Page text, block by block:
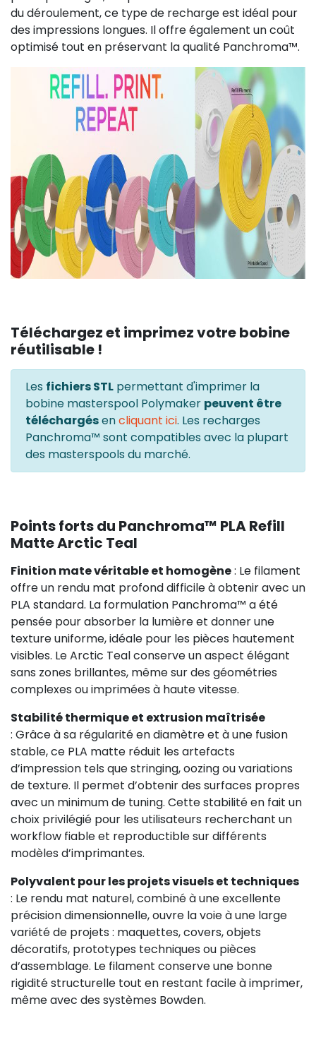
29,08 €
74,92 €
du déroulement, ce type de recharge est idéal pour
des impressions longues. Il offre également un coût
optimisé tout en préservant la qualité Panchroma™.
Téléchargez et imprimez votre bobine
réutilisable !
Les fichiers STL permettant d'imprimer la
bobine masterspool Polymaker peuvent être
téléchargésencliquant ici. Les recharges
Panchroma™ sont compatibles avec la plupart
des masterspools du marché.
Points forts du Panchroma™ PLA Refill
Matte Arctic Teal
Finition mate véritable et homogène: Le filament
offre un rendu mat profond difficile à obtenir avec un
PLA standard. La formulation Panchroma™ a été
pensée pour absorber la lumière et donner une
texture uniforme, idéale pour les pièces hautement
visibles. Le Arctic Teal conserve un aspect élégant
sans zones brillantes, même sur des géométries
complexes ou imprimées à haute vitesse.
Stabilité thermique et extrusion maîtrisée
: Grâce à sa régularité en diamètre et à une fusion
stable, ce PLA matte réduit les artefacts
d’impression tels que stringing, oozing ou variations
de texture. Il permet d’obtenir des surfaces propres
avec un minimum de tuning. Cette stabilité en fait un
choix privilégié pour les utilisateurs recherchant un
workflow fiable et reproductible sur différents
modèles d’imprimantes.
Polyvalent pour les projets visuels et techniques
: Le rendu mat naturel, combiné à une excellente
précision dimensionnelle, ouvre la voie à une large
variété de projets : maquettes, covers, objets
décoratifs, prototypes techniques ou pièces
d’assemblage. Le filament conserve une bonne
rigidité structurelle tout en restant facile à imprimer,
même avec des systèmes Bowden.